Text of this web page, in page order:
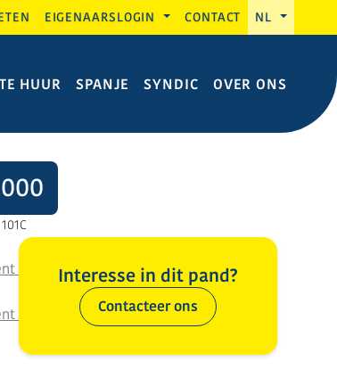
EIGENAARSLOGIN CONTACT NL
TE HUUR SPANJE SYNDIC OVER ONS
Interesse in dit pand?
Contacteer ons